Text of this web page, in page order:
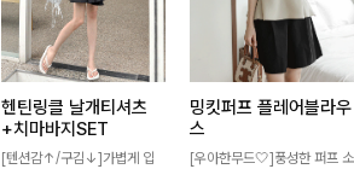
헨틴링클 날개티셔츠
+치마바지SET
[텐션감↑/구김↓]가볍게 입
밍킷퍼프 플레어블라우
스
[우아한무드🤍]풍성한 퍼프 소